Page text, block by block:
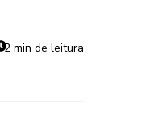
2 min de leitura